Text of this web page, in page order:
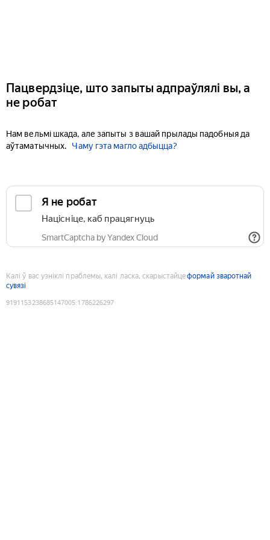
Пацвердзіце, што запыты адпраўлялі вы, а
не робат
Нам вельмі шкада, але запыты з вашай прылады падобныя да
аўтаматычных.
Чаму гэта магло адбыцца?
Я не робат
Націсніце, каб працягнуць
SmartCaptcha by Yandex Cloud
Калі ў вас узніклі праблемы, калі ласка, скарыстайцеформай зваротнай
сувязі
9191153238685147005:1786226297